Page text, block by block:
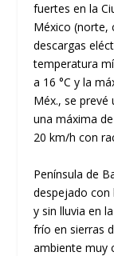
fuertes en la
México (norte,
descargas
temperatura
a 16 °C y la
Méx., se prevé
una máxima
20 km/h con
Península de
despejado con
y sin lluvia en
frío en sierras
ambiente muy